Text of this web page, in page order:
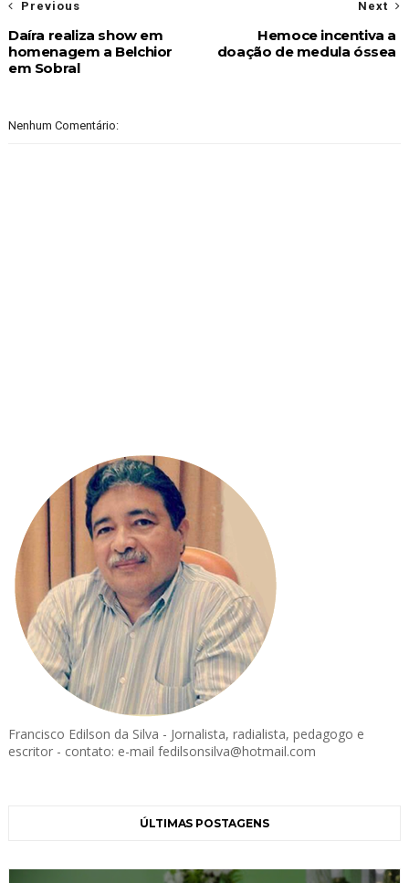
Next
Hemoce incentiva a
doação de medula óssea
Previous
Daíra realiza show em
homenagem a Belchior
em Sobral
Nenhum Comentário:
Francisco Edilson da Silva - Jornalista, radialista, pedagogo e
escritor - contato: e-mail fedilsonsilva@hotmail.com
ÚLTIMAS POSTAGENS